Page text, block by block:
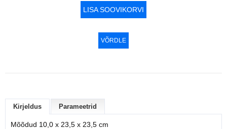
LISA SOOVIKORVI
VÕRDLE
Kirjeldus Parameetrid
Mõõdud 10,0 x 23,5 x 23,5 cm